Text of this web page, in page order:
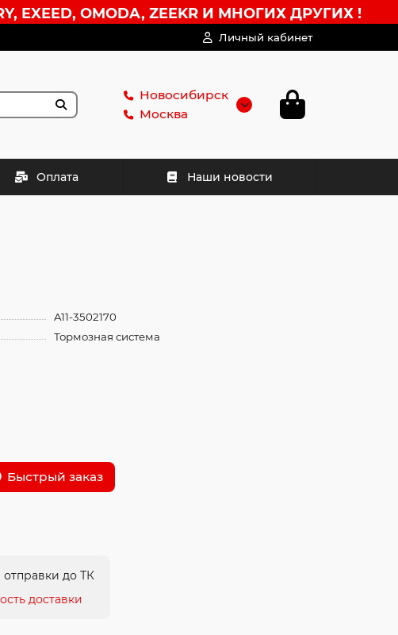
EXEED, OMODA, ZEEKR И МНОГИХ ДРУГИХ !
Личный кабинет
Новосибирск
Москва
Оплата Наши новости
A11-3502170
Тормозная система
Быстрый заказ
до ТК
доставки